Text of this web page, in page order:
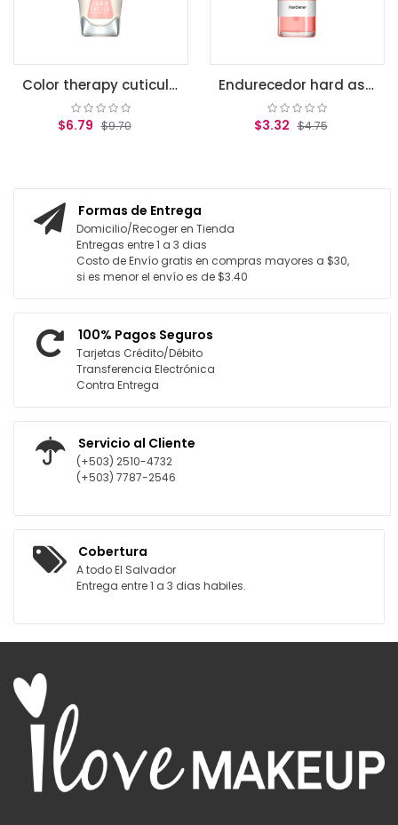
Color therapy cuticule oil
$9.70
Endurecedor hard as nail tint
$4.75
Formas de Entrega
Domicilio/Recoger en Tienda
Entregas entre 1 a 3 dias
Costo de Envío gratis en compras mayores a $30,
si es menor el envío es de $3.40
100% Pagos Seguros
Tarjetas Crédito/Débito
Transferencia Electrónica
Contra Entrega
Servicio al Cliente
(+503) 2510-4732
(+503) 7787-2546
Cobertura
A todo El Salvador
Entrega entre 1 a 3 dias habiles.